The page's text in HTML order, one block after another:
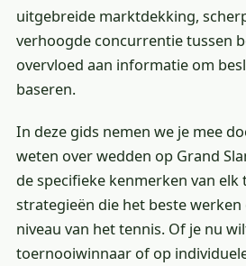
uitgebreide marktdekking,
verhoogde concurrentie tussen
overvloed aan informatie om
baseren.
In deze gids nemen we je mee
weten over wedden op Grand
de specifieke kenmerken van
strategieën die het beste
niveau van het tennis. Of je nu
toernooiwinnaar of op